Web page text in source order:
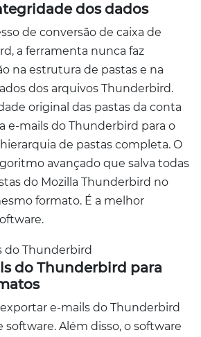
dos dados
de conversão de caixa de
a ferramenta nunca faz
na estrutura de pastas e na
dos arquivos Thunderbird.
original das pastas da conta
e-mails do Thunderbird para o
de pastas completa. O
avançado que salva todas
do Mozilla Thunderbird no
formato. É a melhor
do Thunderbird para
e-mails do Thunderbird
software. Além disso, o software